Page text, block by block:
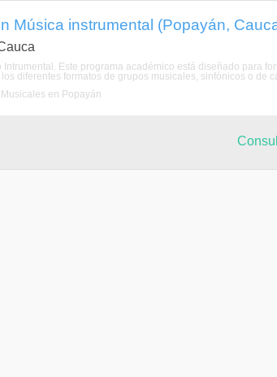
Música instrumental (Popayán,
Intrumental. Este programa académico está diseñado para
diferentes formatos de grupos musicales, sinfónicos o de
en Popayán